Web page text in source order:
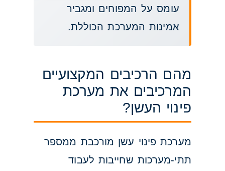
עומס על המפוחים ומגביר
אמינות המערכת הכוללת.
מהם הרכיבים המקצועיים
המרכיבים את מערכת
פינוי העשן?
מערכת פינוי עשן מורכבת ממספר
תתי-מערכות שחייבות לעבוד